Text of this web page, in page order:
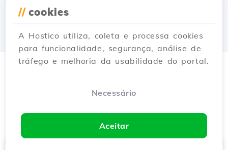
// cookies
A Hostico utiliza, coleta e processa cookies
para funcionalidade, segurança, análise de
tráfego e melhoria da usabilidade do portal.
Necessário
Aceitar